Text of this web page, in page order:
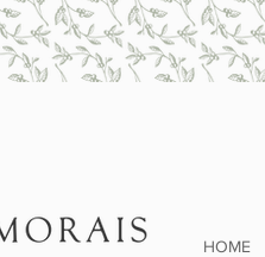
HOME